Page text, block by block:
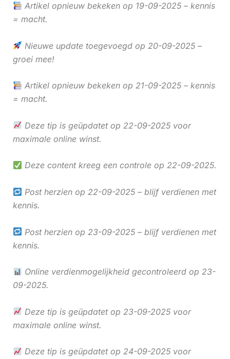
Artikel opnieuw bekeken op 19-09-2025 – kennis
= macht.
Nieuwe update toegevoegd op 20-09-2025 –
groei mee!
Artikel opnieuw bekeken op 21-09-2025 – kennis
= macht.
Deze tip is geüpdatet op 22-09-2025 voor
maximale online winst.
Deze content kreeg een controle op 22-09-2025.
Post herzien op 22-09-2025 – blijf verdienen met
kennis.
Post herzien op 23-09-2025 – blijf verdienen met
kennis.
Online verdienmogelijkheid gecontroleerd op 23-
09-2025.
Deze tip is geüpdatet op 23-09-2025 voor
maximale online winst.
Deze tip is geüpdatet op 24-09-2025 voor